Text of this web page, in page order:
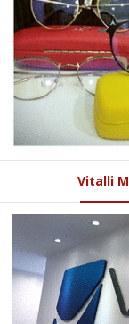
Vitalli